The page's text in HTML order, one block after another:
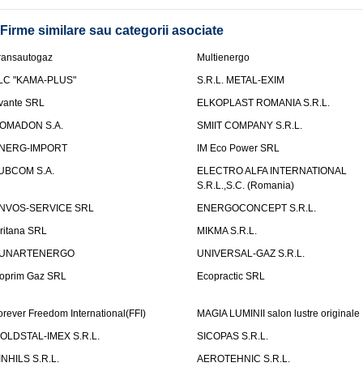
Firme similare sau categorii asociate
Multienergo
"KAMA-PLUS"
S.R.L. METAL-EXIM
SRL
ELKOPLAST ROMANIA S.R.L.
S.A.
SMIIT COMPANY S.R.L.
IMPORT
IM Eco Power SRL
S.A.
ELECTRO ALFA INTERNATIONAL
S.R.L.,S.C. (Romania)
SERVICE SRL
ENERGOCONCEPT S.R.L.
SRL
MIKMA S.R.L.
UNIVERSAL-GAZ S.R.L.
Gaz SRL
Ecopractic SRL
Freedom International(FFI)
MAGIA LUMINII salon lustre originale
IMEX S.R.L.
SICOPAS S.R.L.
S.R.L.
AEROTEHNIC S.R.L.